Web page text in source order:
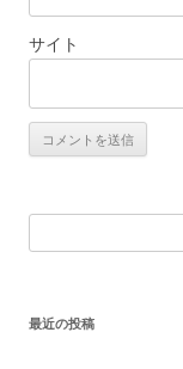
サイト
索:
最近の投稿